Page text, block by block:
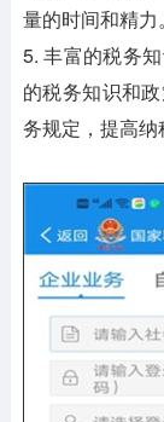
量的时间和精力。
5. 丰富的税务
的税务知识和
务规定，提高纳